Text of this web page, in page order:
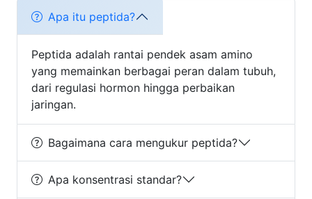
Apa itu peptida?
Peptida adalah rantai pendek asam amino
yang memainkan berbagai peran dalam tubuh,
dari regulasi hormon hingga perbaikan
jaringan.
Bagaimana cara mengukur peptida?
Apa konsentrasi standar?